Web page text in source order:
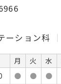
ーション科
月 火 水
● ● ●